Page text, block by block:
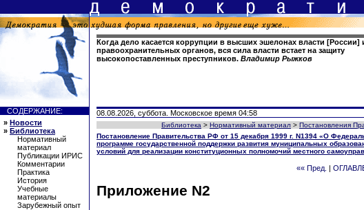
Когда дело касается коррупции в высших эшелонах власти [России]
правоохранительных органов, вся сила власти встает на защиту
высокопоставленных преступников. Владимир Рыжков
СОДЕРЖАНИЕ:
» Новости
» Библиотека
Нормативный
материал
Публикации ИРИС
Комментарии
Практика
История
Учебные
материалы
Зарубежный опыт
08.08.2026, суббота. Московское время 04:58
Библиотека > Нормативный материал > Постановления
Постановление Правительства РФ от 15 декабря 1999 г. N1394 «О
программе государственной поддержки развития муниципальных
условий для реализации конституционных полномочий местного
«« Пред.
Приложение N2